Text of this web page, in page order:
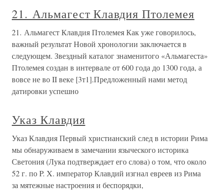
21. Альмагест Клавдия Птолемея
21. Альмагест Клавдия Птолемея Как уже говорилось,
важный результат Новой хронологии заключается в
следующем. Звездный каталог знаменитого «Альмагеста»
Птолемея создан в интервале от 600 года до 1300 года, а
вовсе не во II веке [3т1].Предложенный нами метод
датировки успешно
Указ Клавдия
Указ Клавдия Первый христианский след в истории Рима
мы обнаруживаем в замечании языческого историка
Светония (Лука подтверждает его слова) о том, что около
52 г. по P. X. император Клавдий изгнал евреев из Рима
за мятежные настроения и беспорядки,